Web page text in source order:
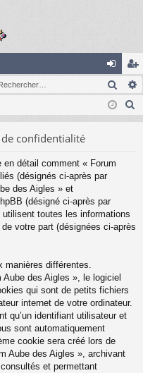
on
ne
ns
cri
confidentialité
détail comment « Forum
(désignés ci-après par
des Aigles » et
(désigné ci-après par
toutes les informations
votre part (désignées ci-après
différentes.
des Aigles », le logiciel
qui sont de petits fichiers
internet de votre ordinateur.
qu’un identifiant utilisateur et
sont automatiquement
cookie sera créé lors de
Aube des Aigles », archivant
et permettant